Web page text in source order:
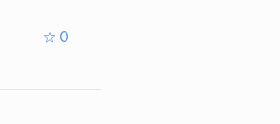
0